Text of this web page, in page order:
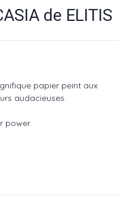
de ELITIS
papier peint aux
audacieuses.
power.
05